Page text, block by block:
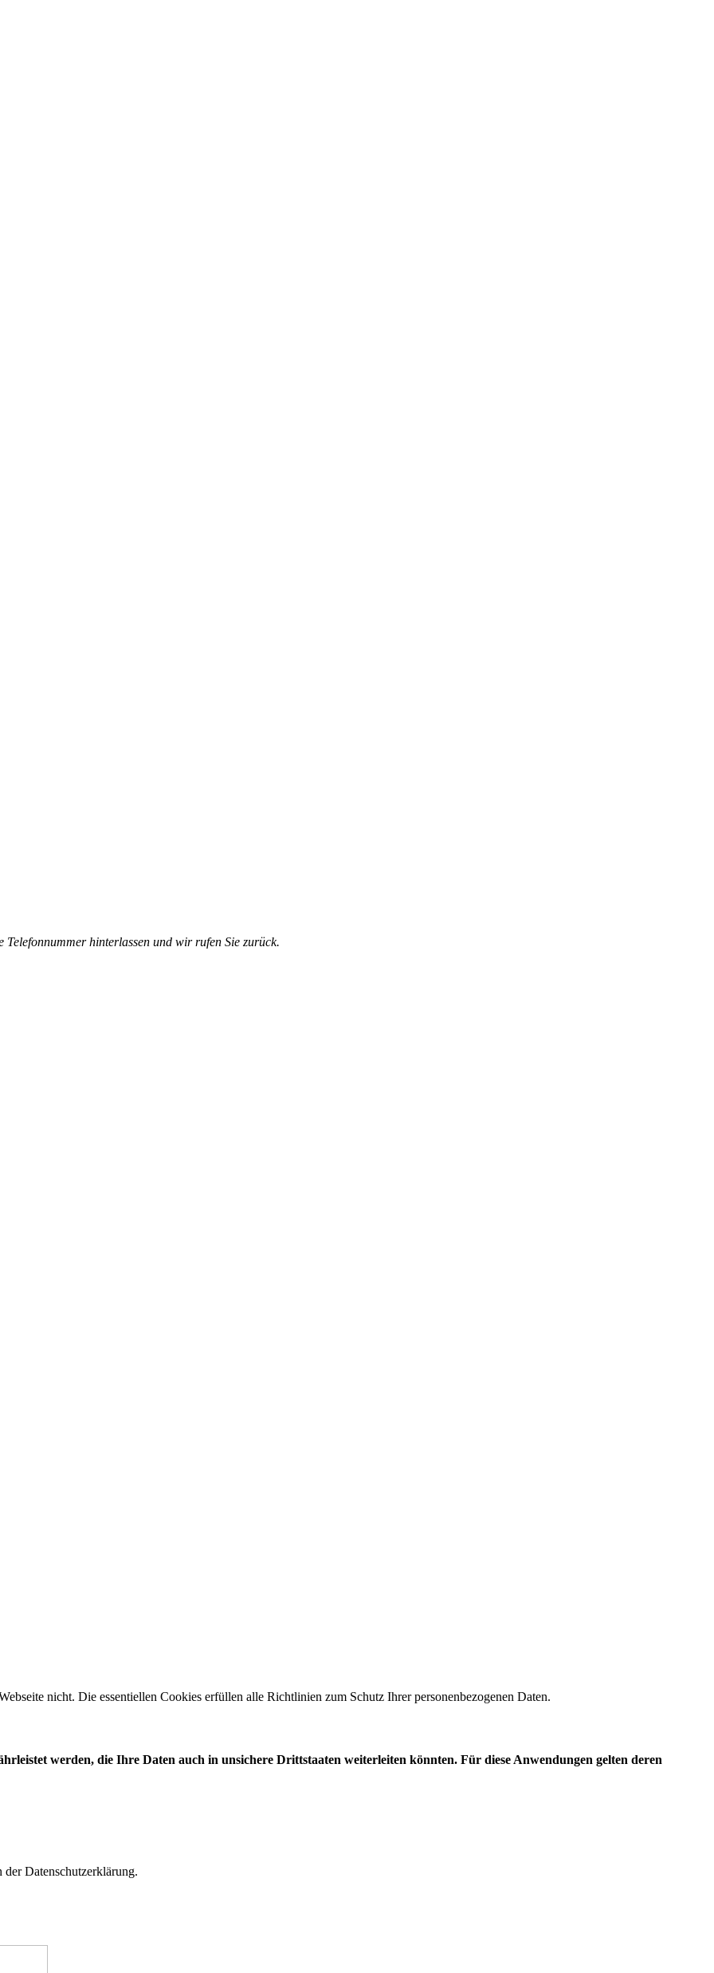
Telefonnummer hinterlassen und wir rufen Sie zurück.
nicht. Die essentiellen Cookies erfüllen alle Richtlinien zum Schutz Ihrer personenbezogenen Daten.
werden, die Ihre Daten auch in unsichere Drittstaaten weiterleiten könnten. Für diese Anwendungen gelten deren
Datenschutzerklärung.